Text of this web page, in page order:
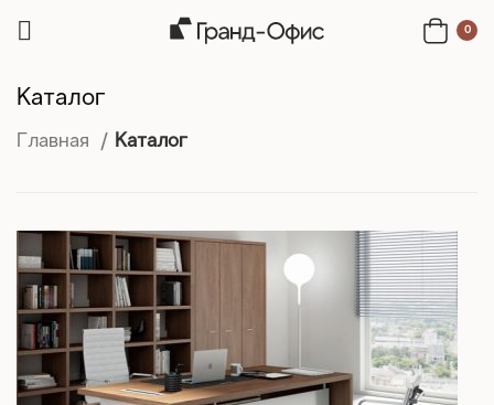
0
Каталог
Главная Каталог